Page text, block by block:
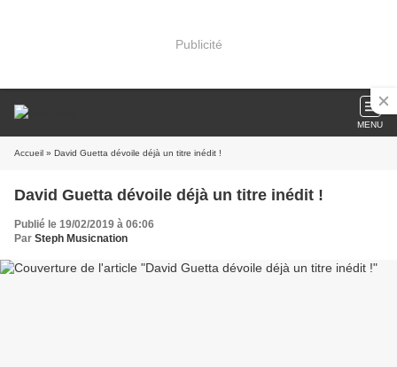
Publicité
MENU
Accueil » David Guetta dévoile déjà un titre inédit !
David Guetta dévoile déjà un titre inédit !
Publié le 19/02/2019 à 06:06
Par Steph Musicnation